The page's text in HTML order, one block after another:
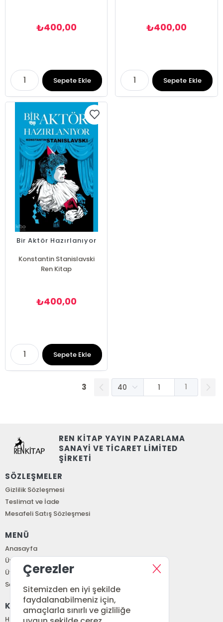
₺400,00
Sepete Ekle
₺400,00
Sepete Ekle
Bir Aktör Hazırlanıyor
Konstantin Stanislavski
Ren Kitap
₺400,00
Sepete Ekle
3 1
REN KİTAP YAYIN PAZARLAMA
SANAYİ VE TİCARET LİMİTED
ŞİRKETİ
SÖZLEŞMELER
Gizlilik Sözleşmesi
Teslimat ve İade
Mesafeli Satış Sözleşmesi
MENÜ
Anasayfa
Üye Girişi
Üye Ol
Sepetim
KURUMSAL
Hakkımızda
Çerezler
Sitemizden en iyi şekilde
faydalanabilmeniz için,
amaçlarla sınırlı ve gizliliğe